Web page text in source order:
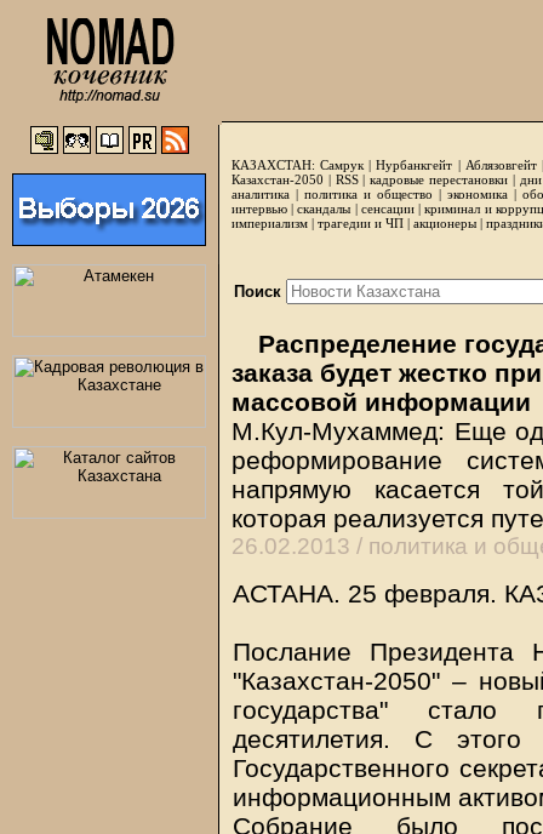
КАЗАХСТАН: Самрук |Нурбанкгейт | Аблязовгейт
Казахстан-2050 | RSS|кадровые перестановки|
аналитика | политика и общество | экономика |
интервью |скандалы | сенсации|криминал и
империализм | трагедии и ЧП | акционеры |
Поиск
Распределение
заказа будет жестко
массовой информации
М.Кул-Мухаммед: Еще
реформирование
напрямую касается
которая реализуется
26.02.2013 / политика и
АСТАНА. 25 февраля.
Послание Президента
"Казахстан-2050" –
государства" стало
десятилетия. С этого
Государственного
информационным
Собрание было